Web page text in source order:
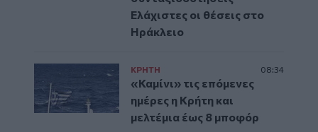
Ελάχιστες οι θέσεις στο
Ηράκλειο
ΚΡΗΤΗ 08:34
«Καμίνι» τις επόμενες
ημέρες η Κρήτη και
μελτέμια έως 8 μποφόρ